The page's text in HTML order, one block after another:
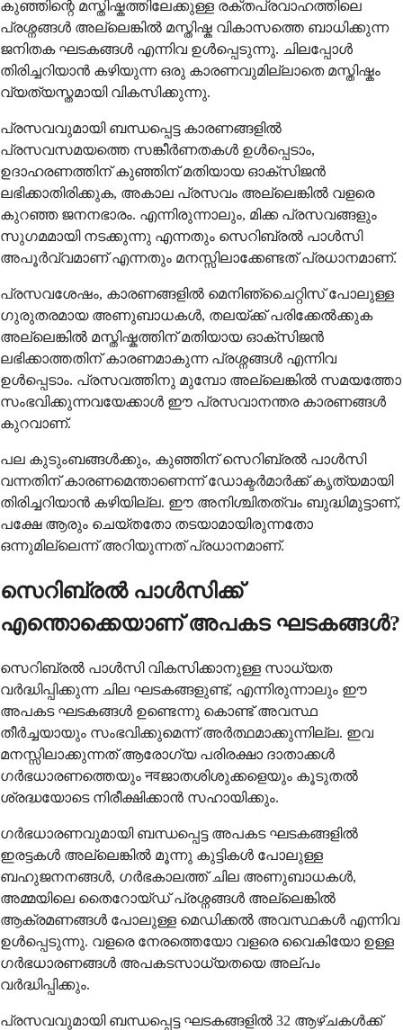
കുഞ്ഞിന്റെ മസ്തിഷ്കത്തിലേക്കുള്ള രക്തപ്രവാഹത്തിലെ
പ്രശ്നങ്ങൾ അല്ലെങ്കിൽ മസ്തിഷ്ക വികാസത്തെ ബാധിക്കുന്ന
ജനിതക ഘടകങ്ങൾ എന്നിവ ഉൾപ്പെടുന്നു. ചിലപ്പോൾ
തിരിച്ചറിയാൻ കഴിയുന്ന ഒരു കാരണവുമില്ലാതെ മസ്തിഷ്കം
വ്യത്യസ്തമായി വികസിക്കുന്നു.
പ്രസവവുമായി ബന്ധപ്പെട്ട കാരണങ്ങളിൽ
പ്രസവസമയത്തെ സങ്കീർണതകൾ ഉൾപ്പെടാം,
ഉദാഹരണത്തിന് കുഞ്ഞിന് മതിയായ ഓക്സിജൻ
ലഭിക്കാതിരിക്കുക, അകാല പ്രസവം അല്ലെങ്കിൽ വളരെ
കുറഞ്ഞ ജനനഭാരം. എന്നിരുന്നാലും, മിക്ക പ്രസവങ്ങളും
സുഗമമായി നടക്കുന്നു എന്നതും സെറിബ്രൽ പാൾസി
അപൂർവ്വമാണ് എന്നതും മനസ്സിലാക്കേണ്ടത് പ്രധാനമാണ്.
പ്രസവശേഷം, കാരണങ്ങളിൽ മെനിഞ്ചൈറ്റിസ് പോലുള്ള
ഗുരുതരമായ അണുബാധകൾ, തലയ്ക്ക് പരിക്കേൽക്കുക
അല്ലെങ്കിൽ മസ്തിഷ്കത്തിന് മതിയായ ഓക്സിജൻ
ലഭിക്കാത്തതിന് കാരണമാകുന്ന പ്രശ്നങ്ങൾ എന്നിവ
ഉൾപ്പെടാം. പ്രസവത്തിനു മുമ്പോ അല്ലെങ്കിൽ സമയത്തോ
സംഭവിക്കുന്നവയേക്കാൾ ഈ പ്രസവാനന്തര കാരണങ്ങൾ
കുറവാണ്.
പല കുടുംബങ്ങൾക്കും, കുഞ്ഞിന് സെറിബ്രൽ പാൾസി
വന്നതിന് കാരണമെന്താണെന്ന് ഡോക്ടർമാർക്ക് കൃത്യമായി
തിരിച്ചറിയാൻ കഴിയില്ല. ഈ അനിശ്ചിതത്വം ബുദ്ധിമുട്ടാണ്,
പക്ഷേ ആരും ചെയ്തതോ തടയാമായിരുന്നതോ
ഒന്നുമില്ലെന്ന് അറിയുന്നത് പ്രധാനമാണ്.
സെറിബ്രൽ പാൾസിക്ക്
എന്തൊക്കെയാണ് അപകട ഘടകങ്ങൾ?
സെറിബ്രൽ പാൾസി വികസിക്കാനുള്ള സാധ്യത
വർദ്ധിപ്പിക്കുന്ന ചില ഘടകങ്ങളുണ്ട്, എന്നിരുന്നാലും ഈ
അപകട ഘടകങ്ങൾ ഉണ്ടെന്നു കൊണ്ട് അവസ്ഥ
തീർച്ചയായും സംഭവിക്കുമെന്ന് അർത്ഥമാക്കുന്നില്ല. ഇവ
മനസ്സിലാക്കുന്നത് ആരോഗ്യ പരിരക്ഷാ ദാതാക്കൾ
ഗർഭധാരണത്തെയും नवജാതശിശുക്കളെയും കൂടുതൽ
ശ്രദ്ധയോടെ നിരീക്ഷിക്കാൻ സഹായിക്കും.
ഗർഭധാരണവുമായി ബന്ധപ്പെട്ട അപകട ഘടകങ്ങളിൽ
ഇരട്ടകൾ അല്ലെങ്കിൽ മൂന്നു കുട്ടികൾ പോലുള്ള
ബഹുജനനങ്ങൾ, ഗർഭകാലത്ത് ചില അണുബാധകൾ,
അമ്മയിലെ തൈറോയ്ഡ് പ്രശ്നങ്ങൾ അല്ലെങ്കിൽ
ആക്രമണങ്ങൾ പോലുള്ള മെഡിക്കൽ അവസ്ഥകൾ എന്നിവ
ഉൾപ്പെടുന്നു. വളരെ നേരത്തെയോ വളരെ വൈകിയോ ഉള്ള
ഗർഭധാരണങ്ങൾ അപകടസാധ്യതയെ അല്പം
വർദ്ധിപ്പിക്കും.
പ്രസവവുമായി ബന്ധപ്പെട്ട ഘടകങ്ങളിൽ 32 ആഴ്ചകൾക്ക്